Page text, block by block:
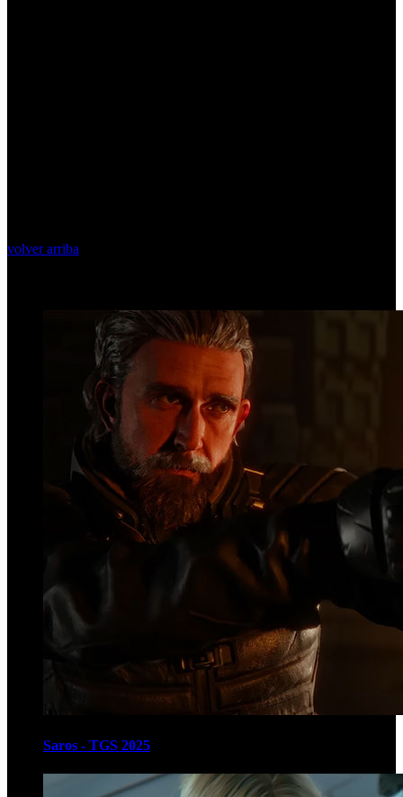
volver arriba
Saros - TGS 2025